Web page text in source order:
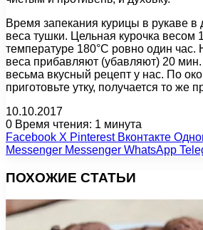
Время запекания курицы в рукаве в
веса тушки. Цельная курочка весом
температуре 180°C ровно один
веса прибавляют (убавляют) 20 мин.
весьма вкусный рецепт у нас. По
приготовьте утку, получается то же
10.10.2017
0 Время чтения: 1 минута
Facebook X Pinterest Вконтакте
Messenger Messenger WhatsApp
ПОХОЖИЕ СТАТЬИ